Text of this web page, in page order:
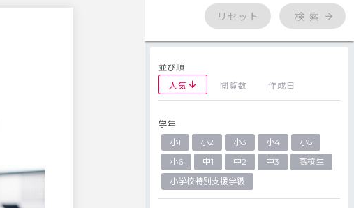
リセット 検 索
並び順
人気
閲覧数 作成日
学年
小1
小2 小3 小4
小5
小6
中1 中2 中3
高校生
小学校特別支援学級